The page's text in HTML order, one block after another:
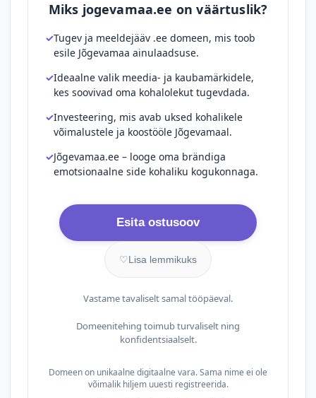
Miks jogevamaa.ee on väärtuslik?
Tugev ja meeldejääv .ee domeen, mis toob
esile Jõgevamaa ainulaadsuse.
Ideaalne valik meedia- ja kaubamärkidele,
kes soovivad oma kohalolekut tugevdada.
Investeering, mis avab uksed kohalikele
võimalustele ja koostööle Jõgevamaal.
Jõgevamaa.ee – looge oma brändiga
emotsionaalne side kohaliku kogukonnaga.
Esita ostusoov
♡Lisa lemmikuks
Vastame tavaliselt samal tööpäeval.
Domeenitehing toimub turvaliselt ning
konfidentsiaalselt.
Domeen on unikaalne digitaalne vara. Sama nime ei ole
võimalik hiljem uuesti registreerida.